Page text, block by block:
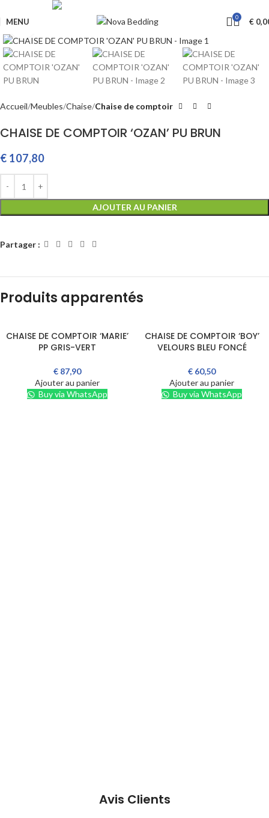
MENU 0 €
Cliquez pour agrandir
Accueil Meubles Chaise Chaise de comptoir
CHAISE DE COMPTOIR ‘OZAN’ PU BRUN
€ 107,80
AJOUTER AU PANIER
Partager :
Produits apparentés
CHAISE DE COMPTOIR ‘MARIE’
PP GRIS-VERT
€ 87,90
Ajouter au panier
Buy via WhatsApp
CHAISE DE COMPTOIR ‘BOY’
VELOURS BLEU FONCÉ
€ 60,50
Ajouter au panier
Buy via WhatsApp
Avis Clients